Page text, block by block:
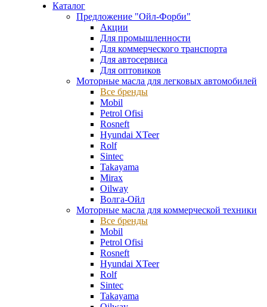
Каталог
Предложение "Ойл-Форби"
Акции
Для промышленности
Для коммерческого транспорта
Для автосервиса
Для оптовиков
Моторные масла для легковых автомобилей
Все бренды
Mobil
Petrol Ofisi
Rosneft
Hyundai XTeer
Rolf
Sintec
Takayama
Mirax
Oilway
Волга-Ойл
Моторные масла для коммерческой техники
Все бренды
Mobil
Petrol Ofisi
Rosneft
Hyundai XTeer
Rolf
Sintec
Takayama